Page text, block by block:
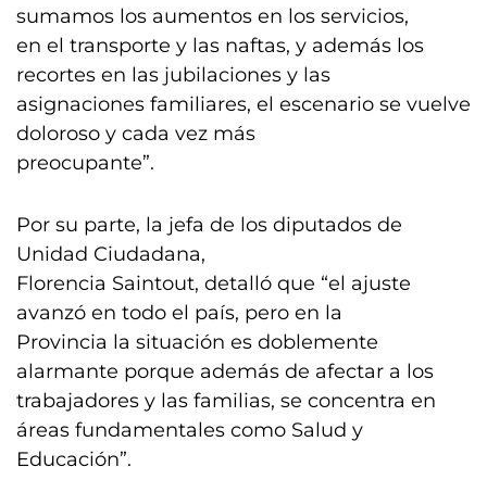
sumamos los aumentos en los servicios,
en el transporte y las naftas, y además los
recortes en las jubilaciones y las
asignaciones familiares, el escenario se vuelve
doloroso y cada vez más
preocupante”.
Por su parte, la jefa de los diputados de
Unidad Ciudadana,
Florencia Saintout, detalló que “el ajuste
avanzó en todo el país, pero en la
Provincia la situación es doblemente
alarmante porque además de afectar a los
trabajadores y las familias, se concentra en
áreas fundamentales como Salud y
Educación”.